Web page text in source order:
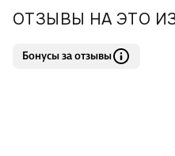
ОТЗЫВЫ НА ЭТО
Бонусы за отзывы